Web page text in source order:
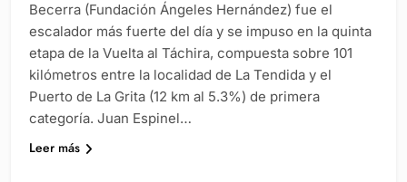
Becerra (Fundación Ángeles Hernández) fue el
escalador más fuerte del día y se impuso en la quinta
etapa de la Vuelta al Táchira, compuesta sobre 101
kilómetros entre la localidad de La Tendida y el
Puerto de La Grita (12 km al 5.3%) de primera
categoría. Juan Espinel…
Leer más